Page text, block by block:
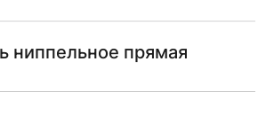
ниппельное прямая